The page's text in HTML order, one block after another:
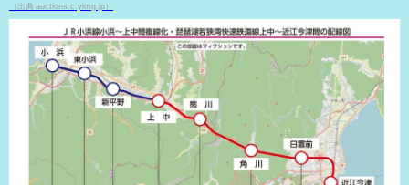
（出典 auctions.c.yimg.jp）